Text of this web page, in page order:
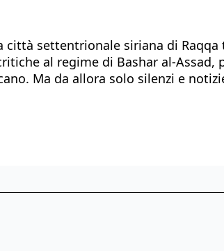
città settentrionale siriana di
al regime di Bashar al-
Ma da allora solo silenzi e